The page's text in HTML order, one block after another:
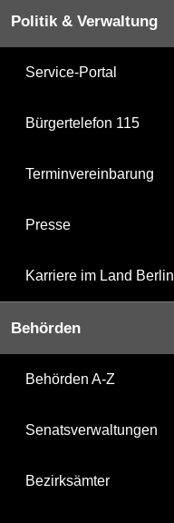
Politik & Verwaltung
Service-Portal
Bürgertelefon 115
Terminvereinbarung
Presse
Karriere im Land Berlin
Behörden
Behörden A-Z
Senatsverwaltungen
Bezirksämter